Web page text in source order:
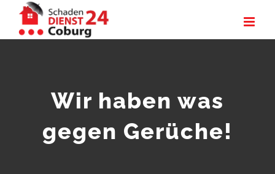
Inhalt
Wir haben was
gegen Gerüche!